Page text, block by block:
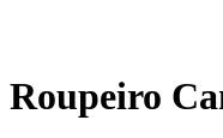
Roupeiro